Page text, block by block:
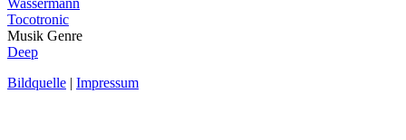
Tocotronic
Musik Genre
Deep
Bildquelle | Impressum